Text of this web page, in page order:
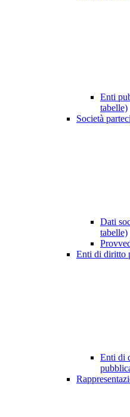
Enti
tabelle)
Società
Dati
tabelle)
Enti di diritto
Enti di